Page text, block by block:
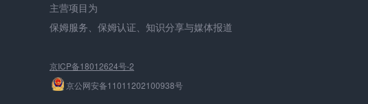
主营项目为
保姆服务、保姆认证、知识分享与媒体报道
京ICP备18012624号-2
京公网安备11011202100938号